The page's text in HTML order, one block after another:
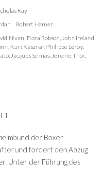
Ray
Robert Hamer
Niven, Flora Robson, John Ireland,
, Kurt Kasznar, Philippe Leroy,
,Jacques Sernas,Jerome Thor,
der Boxer
und fordert den Abzug
Unter der Führung des